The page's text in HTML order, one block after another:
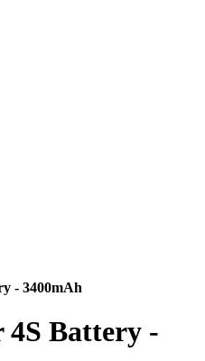
- 3400mAh
4S Battery -